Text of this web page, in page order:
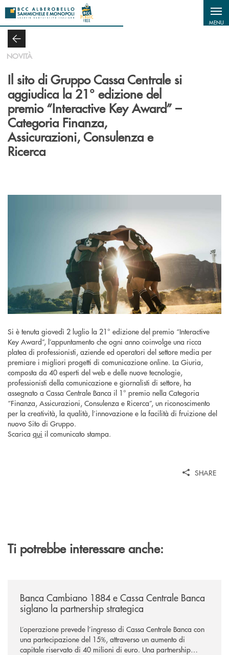
Salta al contenuto principale
MENU
NOVITÀ
Il sito di Gruppo Cassa Centrale si
aggiudica la 21° edizione del
premio “Interactive Key Award” –
Categoria Finanza,
Assicurazioni, Consulenza e
Ricerca
Si è tenuta giovedì 2 luglio la 21° edizione del premio “Interactive
Key Award”, l’appuntamento che ogni anno coinvolge una ricca
platea di professionisti, aziende ed operatori del settore media per
premiare i migliori progetti di comunicazione online. La Giuria,
composta da 40 esperti del web e delle nuove tecnologie,
professionisti della comunicazione e giornalisti di settore, ha
assegnato a Cassa Centrale Banca il 1° premio nella Categoria
“Finanza, Assicurazioni, Consulenza e Ricerca”, un riconoscimento
per la creatività, la qualità, l’innovazione e la facilità di fruizione del
nuovo Sito di Gruppo.
Scarica qui il comunicato stampa.
SHARE
Ti potrebbe interessare anche:
Banca Cambiano 1884 e Cassa Centrale Banca
siglano la partnership strategica
L’operazione prevede l’ingresso di Cassa Centrale Banca con
una partecipazione del 15%, attraverso un aumento di
capitale riservato di 40 milioni di euro. Una partnership